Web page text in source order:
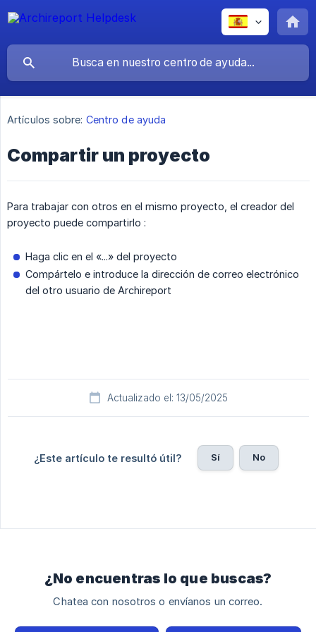
Artículos sobre: Centro de ayuda
Compartir un proyecto
Para trabajar con otros en el mismo proyecto, el creador del
proyecto puede compartirlo :
Haga clic en el «...» del proyecto
Compártelo e introduce la dirección de correo electrónico
del otro usuario de Archireport
Actualizado el: 13/05/2025
¿Este artículo te resultó útil? Sí No
¿No encuentras lo que buscas?
Chatea con nosotros o envíanos un correo.